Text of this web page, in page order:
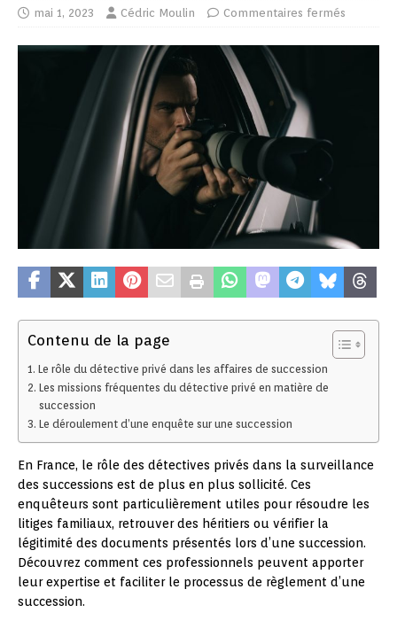
mai 1, 2023 Cédric Moulin Commentaires fermés
Contenu de la page
Le rôle du détective privé dans les affaires de succession
Les missions fréquentes du détective privé en matière de
succession
Le déroulement d’une enquête sur une succession
En France, le rôle des détectives privés dans la surveillance
des successions est de plus en plus sollicité. Ces
enquêteurs sont particulièrement utiles pour résoudre les
litiges familiaux, retrouver des héritiers ou vérifier la
légitimité des documents présentés lors d’une succession.
Découvrez comment ces professionnels peuvent apporter
leur expertise et faciliter le processus de règlement d’une
succession.